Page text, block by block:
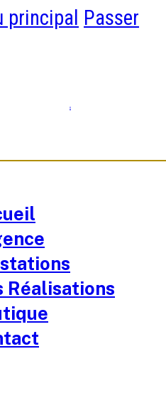
principal Passer
0
Réalisations